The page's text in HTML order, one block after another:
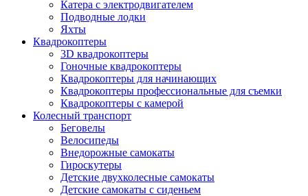
Катера с электродвигателем
Подводные лодки
Яхты
Квадрокоптеры
3D квадрокоптеры
Гоночные квадрокоптеры
Квадрокоптеры для начинающих
Квадрокоптеры профессиональные для съемки
Квадрокоптеры с камерой
Колесный транспорт
Беговелы
Велосипеды
Внедорожные самокаты
Гироскутеры
Детские двухколесные самокаты
Детские самокаты с сиденьем